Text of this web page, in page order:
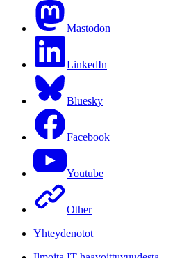
Mastodon
LinkedIn
Bluesky
Facebook
Youtube
Other
Yhteydenotot